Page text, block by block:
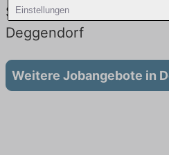
Einstellungen
Stellenangebote für
Deggendorf
Weitere Jobangebote in